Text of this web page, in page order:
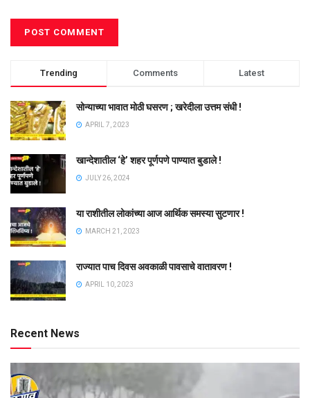
Trending Comments Latest
सोन्याच्या भावात मोठी घसरण ; खरेदीला उत्तम संधी !
APRIL 7, 2023
खान्देशातील ‘हे’ शहर पूर्णपणे पाण्यात बुडाले !
JULY 26, 2024
या राशीतील लोकांच्या आज आर्थिक समस्या सुटणार !
MARCH 21, 2023
राज्यात पाच दिवस अवकाळी पावसाचे वातावरण !
APRIL 10, 2023
Recent News